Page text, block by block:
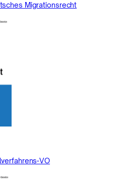
Migrationsrecht
VO